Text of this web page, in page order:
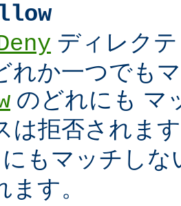
ディレク
れか一つでも
のどれにも マ
は拒否されま
にもマッチしな
ます。